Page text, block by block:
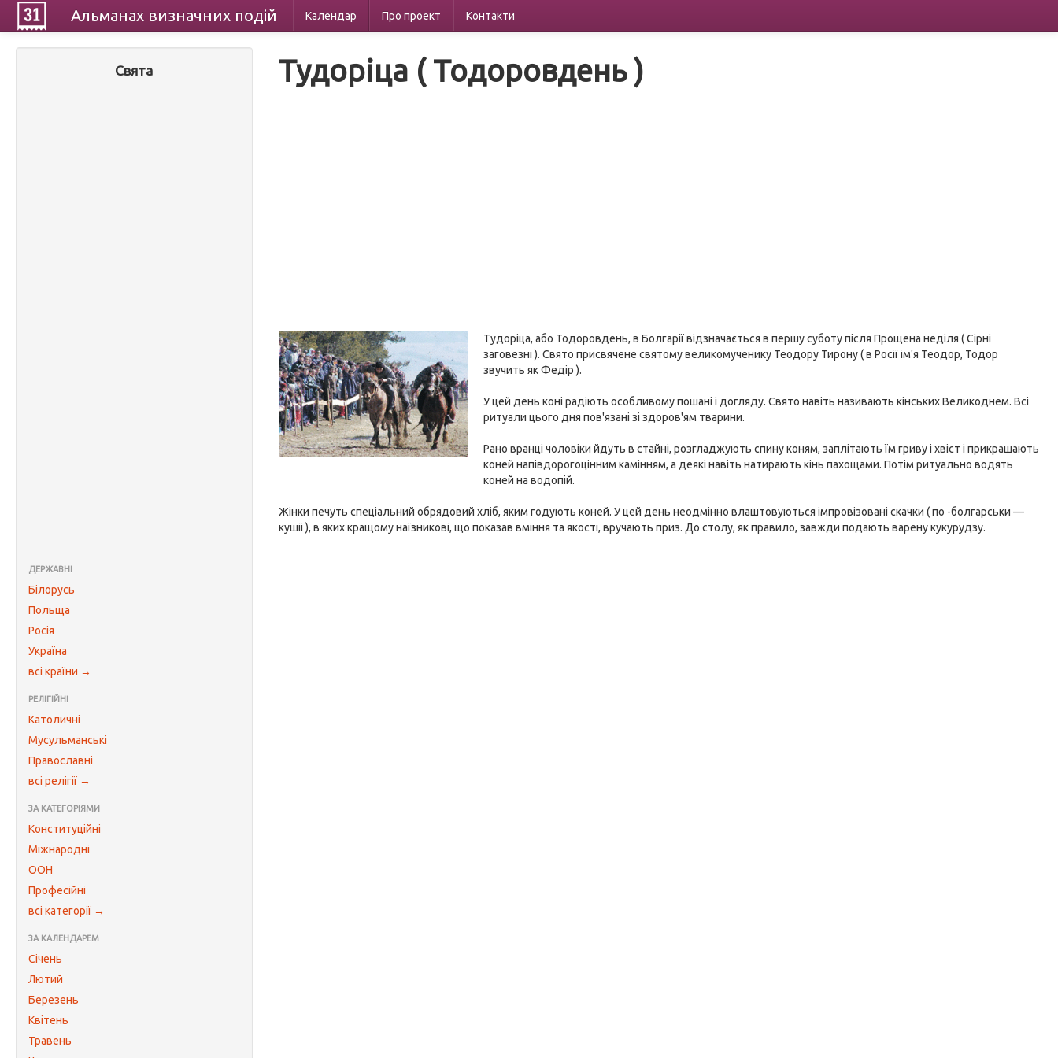
Альманах визначних подій Календар Про проект Контакти
Свята
ДЕРЖАВНІ
Білорусь
Польща
Росія
Україна
всі країни →
РЕЛІГІЙНІ
Католичні
Мусульманські
Православні
всі релігії →
ЗА КАТЕГОРІЯМИ
Конституційні
Міжнародні
ООН
Професійні
всі категорії →
ЗА КАЛЕНДАРЕМ
Січень
Лютий
Березень
Квітень
Травень
Тудоріца ( Тодоровдень )
Тудоріца, або Тодоровдень, в Болгарії відзначається в першу суботу після Прощена неділя ( Сірні
заговезні ). Свято присвячене святому великомученику Теодору Тирону ( в Росії ім'я Теодор, Тодор
звучить як Федір ).
У цей день коні радіють особливому пошані і догляду. Свято навіть називають кінських Великоднем. Всі
ритуали цього дня пов'язані зі здоров'ям тварини.
Рано вранці чоловіки йдуть в стайні, розгладжують спину коням, заплітають їм гриву і хвіст і прикрашають
коней напівдорогоцінним камінням, а деякі навіть натирають кінь пахощами. Потім ритуально водять
коней на водопій.
Жінки печуть спеціальний обрядовий хліб, яким годують коней. У цей день неодмінно влаштовуються імпровізовані скачки ( по -болгарськи —
кушіі ), в яких кращому наїзникові, що показав вміння та якості, вручають приз. До столу, як правило, завжди подають варену кукурудзу.